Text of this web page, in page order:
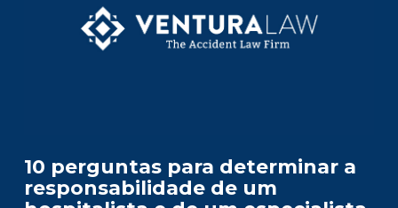
10 perguntas para determinar a
responsabilidade de um